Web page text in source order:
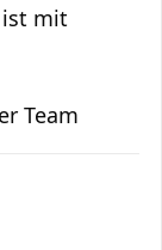
ist mit
Team